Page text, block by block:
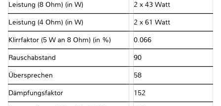
Leistung (8 Ohm) (in W) 2 x 43 Watt
Leistung (4 Ohm) (in W) 2 x 61 Watt
Klirrfaktor (5 W an 8 Ohm) (in %) 0.066
Rauschabstand 90
Übersprechen 58
Dämpfungsfaktor 152